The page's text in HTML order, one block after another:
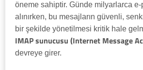
öneme sahiptir. Günde milyarlarca
alınırken, bu mesajların güvenli,
bir şekilde yönetilmesi kritik hale
IMAP sunucusu (Internet Message
devreye girer.